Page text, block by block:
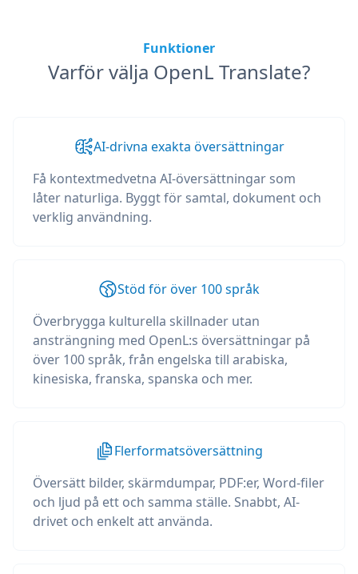
Funktioner
Varför välja OpenL Translate?
AI-drivna exakta översättningar
Få kontextmedvetna AI-översättningar som
låter naturliga. Byggt för samtal, dokument och
verklig användning.
Stöd för över 100 språk
Överbrygga kulturella skillnader utan
ansträngning med OpenL:s översättningar på
över 100 språk, från engelska till arabiska,
kinesiska, franska, spanska och mer.
Flerformatsöversättning
Översätt bilder, skärmdumpar, PDF:er, Word-filer
och ljud på ett och samma ställe. Snabbt, AI-
drivet och enkelt att använda.